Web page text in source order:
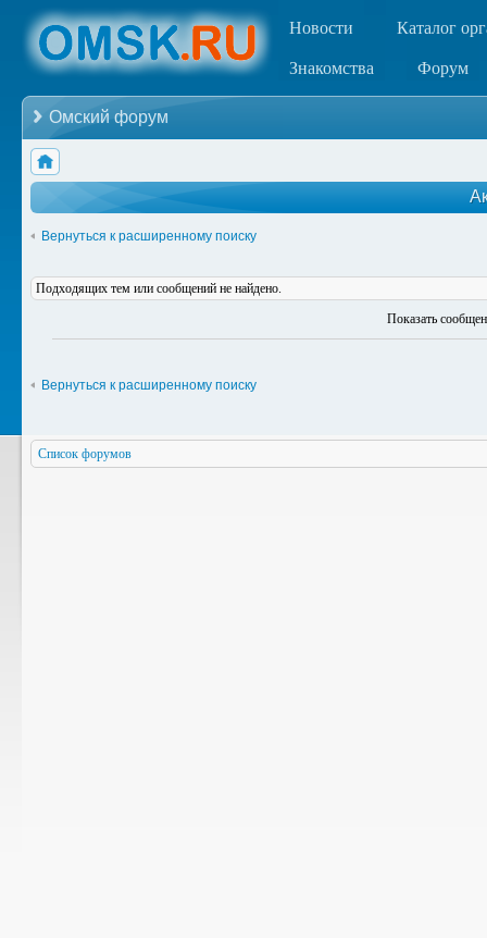
Новости Каталог
Знакомства Форум
Омский форум
Вернуться к расширенному поиску
Подходящих тем или сообщений не найдено.
Показать
Вернуться к расширенному поиску
Список форумов